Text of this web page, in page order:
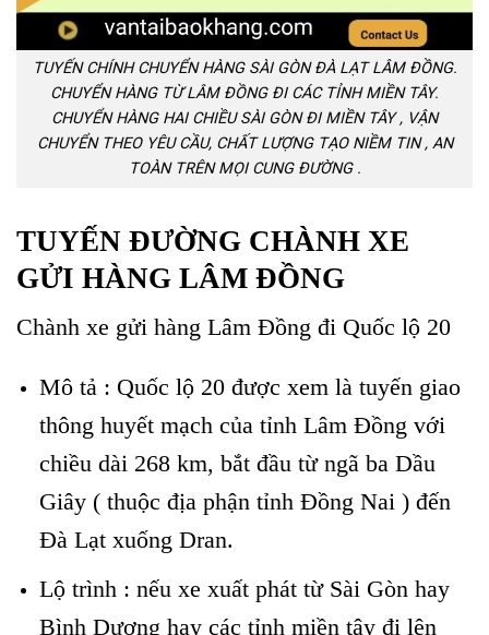
TUYẾN CHÍNH CHUYỂN HÀNG SÀI GÒN ĐÀ LẠT LÂM ĐỒNG.
CHUYỂN HÀNG TỪ LÂM ĐỒNG ĐI CÁC TỈNH MIỀN TÂY.
CHUYỂN HÀNG HAI CHIỀU SÀI GÒN ĐI MIỀN TÂY , VẬN
CHUYỂN THEO YÊU CẦU, CHẤT LƯỢNG TẠO NIỀM TIN , AN
TOÀN TRÊN MỌI CUNG ĐƯỜNG .
TUYẾN ĐƯỜNG CHÀNH XE
GỬI HÀNG LÂM ĐỒNG
Chành xe gửi hàng Lâm Đồng đi Quốc lộ 20
Mô tả : Quốc lộ 20 được xem là tuyến giao
thông huyết mạch của tỉnh Lâm Đồng với
chiều dài 268 km, bắt đầu từ ngã ba Dầu
Giây ( thuộc địa phận tỉnh Đồng Nai ) đến
Đà Lạt xuống Dran.
Lộ trình : nếu xe xuất phát từ Sài Gòn hay
Bình Dương hay các tỉnh miền tây đi lên